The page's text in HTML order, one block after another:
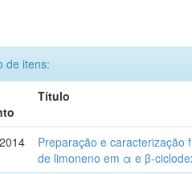
de itens:
Título
Preparação e caracterização
de limoneno em α e β-